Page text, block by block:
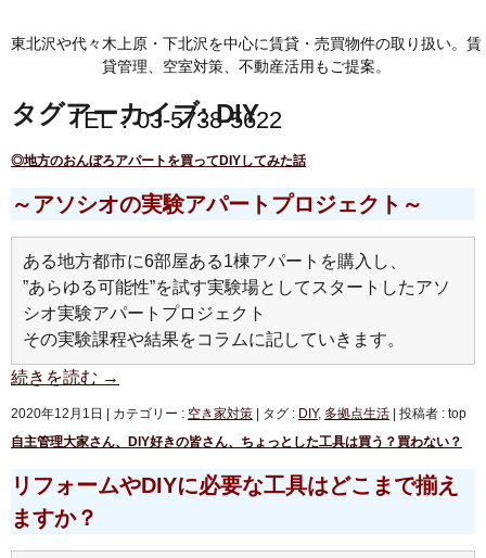
東北沢や代々木上原・下北沢を中心に賃貸・売買物件の取り扱い。賃
貸管理、空室対策、不動産活用もご提案。
TEL：03-5738-5622
タグアーカイブ:DIY
◎地方のおんぼろアパートを買ってDIYしてみた話
～アソシオの実験アパートプロジェクト～
ある地方都市に6部屋ある1棟アパートを購入し、
”あらゆる可能性”を試す実験場としてスタートしたアソ
シオ実験アパートプロジェクト
その実験課程や結果をコラムに記していきます。
続きを読む →
2020年12月1日 カテゴリー : 空き家対策 タグ : DIY, 多拠点生活
投稿者 : top
自主管理大家さん、DIY好きの皆さん、ちょっとした工具は買う？買わない？
リフォームやDIYに必要な工具はどこまで揃え
ますか？